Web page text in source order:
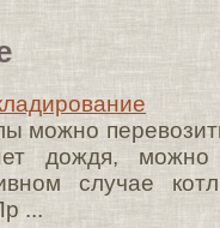
можно
дождя, можно
случае
...